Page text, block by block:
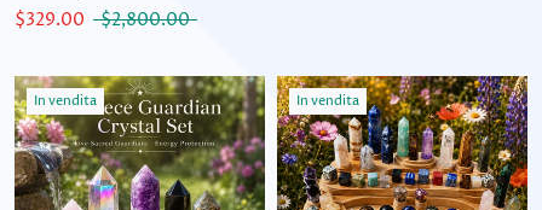
$329.00
$2,800.00
In vendita In vendita